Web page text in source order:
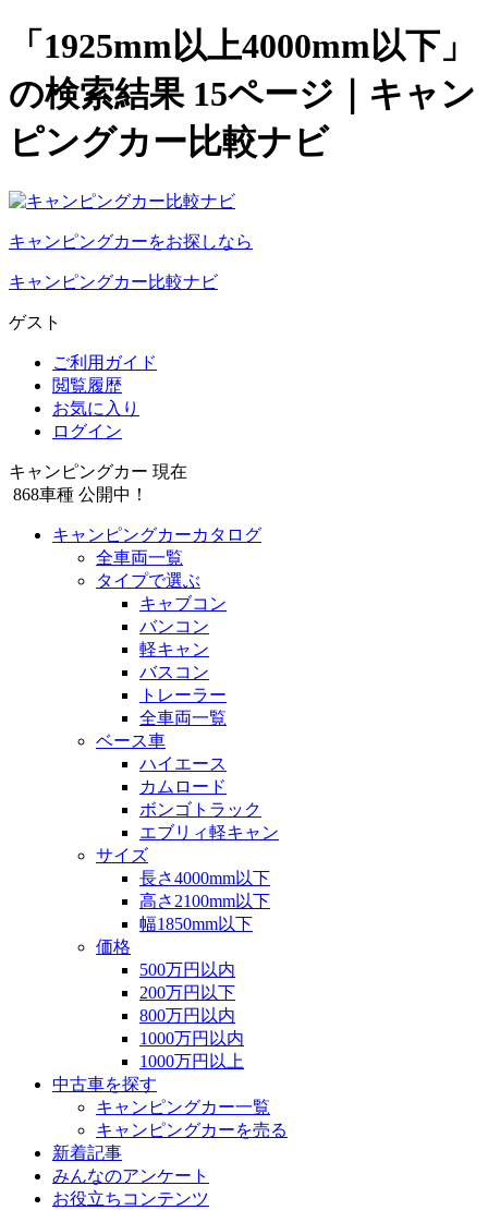
「1925mm以上4000mm以下」
の検索結果 15ページ｜キャン
ピングカー比較ナビ
キャンピングカーをお探しなら
キャンピングカー比較ナビ
ゲスト
ご利用ガイド
閲覧履歴
お気に入り
ログイン
キャンピングカー 現在
868車種 公開中！
キャンピングカーカタログ
全車両一覧
タイプで選ぶ
キャブコン
バンコン
軽キャン
バスコン
トレーラー
全車両一覧
ベース車
ハイエース
カムロード
ボンゴトラック
エブリィ軽キャン
サイズ
長さ4000mm以下
高さ2100mm以下
幅1850mm以下
価格
500万円以内
200万円以下
800万円以内
1000万円以内
1000万円以上
中古車を探す
キャンピングカー一覧
キャンピングカーを売る
新着記事
みんなのアンケート
お役立ちコンテンツ